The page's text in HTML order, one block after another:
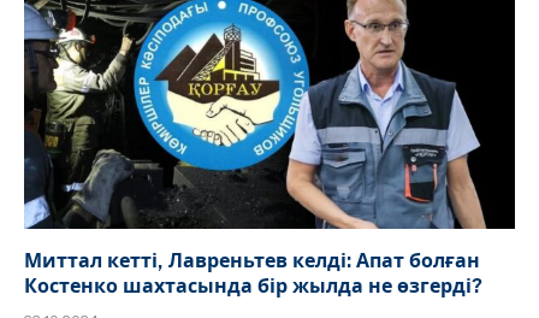
Миттал кетті, Лавреньтев келді: Апат болған
Костенко шахтасында бір жылда не өзгерді?